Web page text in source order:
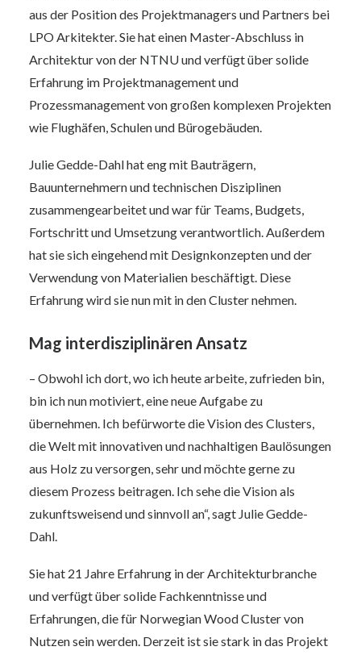
aus der Position des Projektmanagers und Partners bei
LPO Arkitekter. Sie hat einen Master-Abschluss in
Architektur von der NTNU und verfügt über solide
Erfahrung im Projektmanagement und
Prozessmanagement von großen komplexen Projekten
wie Flughäfen, Schulen und Bürogebäuden.
Julie Gedde-Dahl hat eng mit Bauträgern,
Bauunternehmern und technischen Disziplinen
zusammengearbeitet und war für Teams, Budgets,
Fortschritt und Umsetzung verantwortlich. Außerdem
hat sie sich eingehend mit Designkonzepten und der
Verwendung von Materialien beschäftigt. Diese
Erfahrung wird sie nun mit in den Cluster nehmen.
Mag interdisziplinären Ansatz
– Obwohl ich dort, wo ich heute arbeite, zufrieden bin,
bin ich nun motiviert, eine neue Aufgabe zu
übernehmen. Ich befürworte die Vision des Clusters,
die Welt mit innovativen und nachhaltigen Baulösungen
aus Holz zu versorgen, sehr und möchte gerne zu
diesem Prozess beitragen. Ich sehe die Vision als
zukunftsweisend und sinnvoll an“, sagt Julie Gedde-
Dahl.
Sie hat 21 Jahre Erfahrung in der Architekturbranche
und verfügt über solide Fachkenntnisse und
Erfahrungen, die für Norwegian Wood Cluster von
Nutzen sein werden. Derzeit ist sie stark in das Projekt